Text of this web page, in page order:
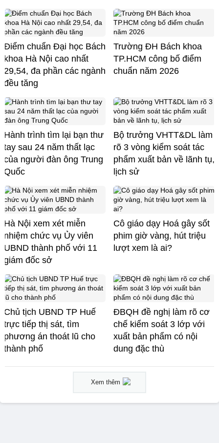
Điểm chuẩn Đại học Bách
khoa Hà Nội cao nhất
29,54, đa phần các ngành
đều tăng
Trường ĐH Bách khoa
TP.HCM công bố điểm
chuẩn năm 2026
Hành trình tìm lại bạn thư
tay sau 24 năm thất lạc
của người đàn ông Trung
Quốc
Bộ trưởng VHTT&DL làm
rõ 3 vòng kiểm soát tác
phẩm xuất bản về lãnh tụ,
lịch sử
Hà Nội xem xét miễn
nhiệm chức vụ Ủy viên
UBND thành phố với 11
giám đốc sở
Cô giáo dạy Hoá gây sốt
phim giờ vàng, hút triệu
lượt xem là ai?
Chủ tịch UBND TP Huế
trực tiếp thị sát, tìm
phương án thoát lũ cho
thành phố
ĐBQH đề nghị làm rõ cơ
chế kiểm soát 3 lớp với
xuất bản phẩm có nội
dung đặc thù
Xem thêm